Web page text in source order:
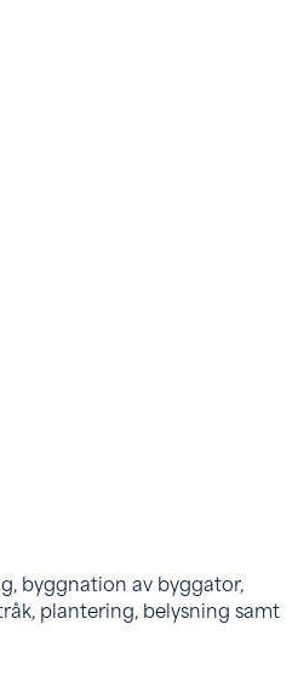
byggnation av byggator,
plantering, belysning samt